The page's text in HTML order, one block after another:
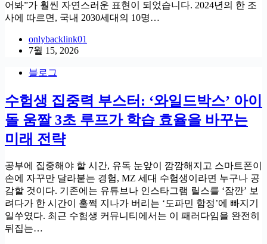
어봐”가 훨씬 자연스러운 표현이 되었습니다. 2024년의 한 조
사에 따르면, 국내 2030세대의 10명…
onlybacklink01
7월 15, 2026
블로그
수험생 집중력 부스터: ‘와일드박스’ 아이
돌 움짤 3초 루프가 학습 효율을 바꾸는
미래 전략
공부에 집중해야 할 시간, 유독 눈앞이 깜깜해지고 스마트폰이
손에 자꾸만 달라붙는 경험, MZ 세대 수험생이라면 누구나 공
감할 것이다. 기존에는 유튜브나 인스타그램 릴스를 ‘잠깐’ 보
려다가 한 시간이 훌쩍 지나가 버리는 ‘도파민 함정’에 빠지기
일쑤였다. 최근 수험생 커뮤니티에서는 이 패러다임을 완전히
뒤집는…